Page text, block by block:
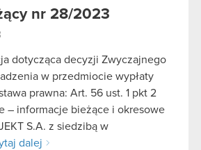
nr 28/2023
dotycząca decyzji Zwyczajnego
w przedmiocie wypłaty
prawna: Art. 56 ust. 1 pkt 2
– informacje bieżące i okresowe
S.A. z siedzibą w
dalej